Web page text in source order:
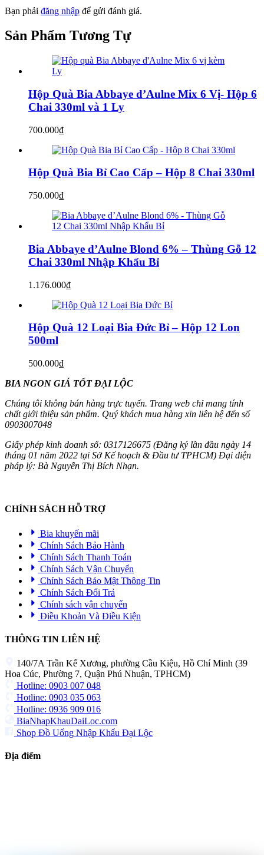
Bạn phải đăng nhập để gửi đánh giá.
Sản Phẩm Tương Tự
Hộp Quà Bia Abbaye d’Aulne Mix 6 Vị- Hộp 6
Chai 330ml và 1 Ly
700.000₫
Hộp Quà Bia Bỉ Cao Cấp – Hộp 8 Chai 330ml
750.000₫
Bia Abbaye d’Aulne Blond 6% – Thùng Gỗ 12
Chai 330ml Nhập Khẩu Bỉ
1.176.000₫
Hộp Quà 12 Loại Bia Đức Bỉ – Hộp 12 Lon
500ml
500.000₫
BIA NGON GIÁ TỐT ĐẠI LỘC
Chúng tôi không bán hàng trực tuyến. Trang web chỉ mang tính
chất giới thiệu sản phẩm. Quý khách mua hàng xin liên hệ đến số
0903007048
Giấy phép kinh doanh số: 0317126675 (Đăng ký lần đầu ngày 14
tháng 01 năm 2022 tại Sở Kế hoạch & Đầu tư TPHCM) Đại diện
pháp lý: Bà Nguyễn Thị Bích Nhạn.
CHÍNH SÁCH HỖ TRỢ
Bia khuyến mãi
Chính Sách Bảo Hành
Chính Sách Thanh Toán
Chính Sách Vận Chuyển
Chính Sách Bảo Mật Thông Tin
Chính Sách Đổi Trả
Chính sách vận chuyển
Điều Khoản Và Điều Kiện
THÔNG TIN LIÊN HỆ
140/7A Trần Kế Xương, phường Cầu Kiệu, Hồ Chí Minh (39
Hoa Cúc, Phường 7, Quận Phú Nhuận, TPHCM)
Hotline: 0903 007 048
Hotline: 0903 035 063
Hotline: 0936 909 016
BiaNhapKhauDaiLoc.com
Shop Đồ Uống Nhập Khẩu Đại Lộc
Địa điểm